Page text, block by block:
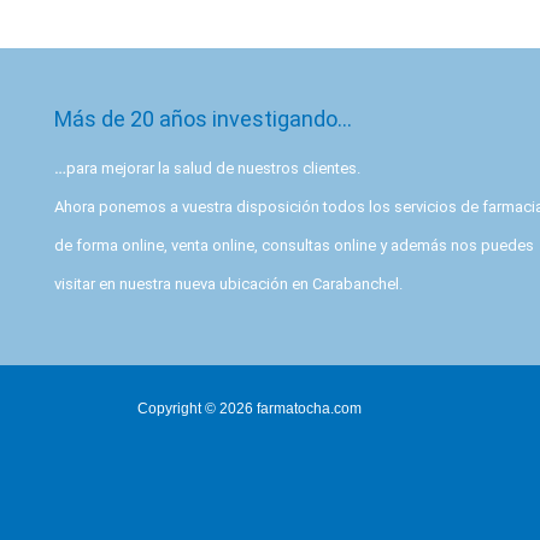
Más de 20 años investigando…
…para mejorar la salud de nuestros clientes.
Ahora ponemos a vuestra disposición todos los servicios de
de forma online, venta online, consultas online y además nos puedes
visitar en nuestra nueva ubicación en Carabanchel.
Copyright © 2026 farmatocha.com